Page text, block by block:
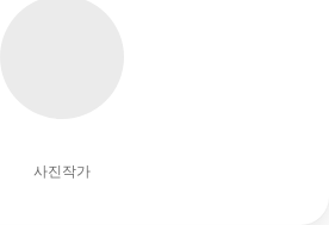
사진작가